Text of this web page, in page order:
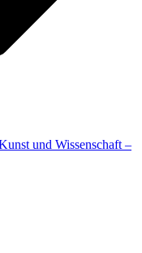
und Wissenschaft –